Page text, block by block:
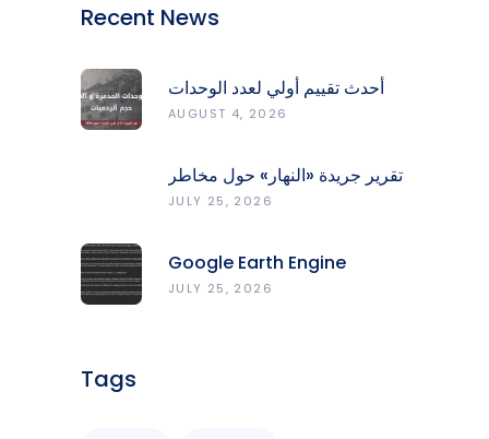
Recent News
أحدث تقييم أولي لعدد الوحدات
المدمّرة والمتضرّرة وحجم
AUGUST 4, 2026
تقرير جريدة «النهار» حول مخاطر
حرائق الغابات في لبنان وجهود
JULY 25, 2026
Google Earth Engine
Grants CNRS-L Partner Tier
JULY 25, 2026
Tags